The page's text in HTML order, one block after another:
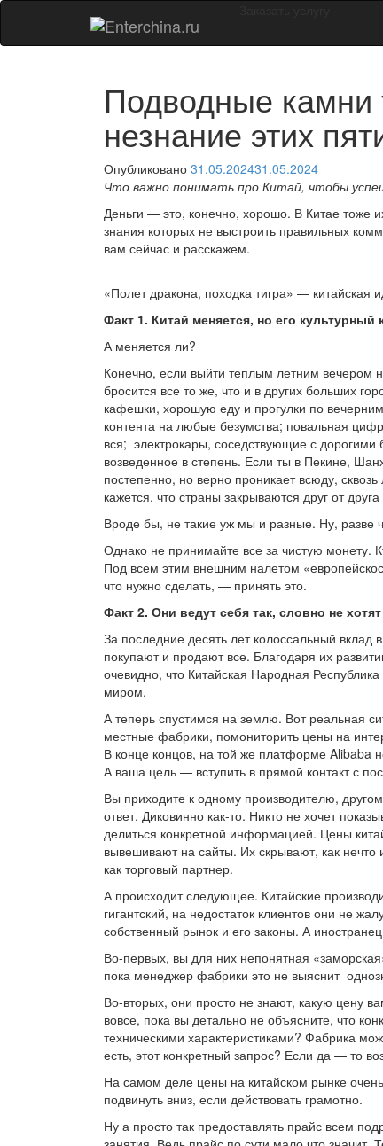
Подводные камни
незнание этих
Опубликовано 31.05.202431.05.2024
Что важно понимать про Китай, чтобы
Деньги — это, конечно, хорошо. В Китае тоже
знания которых не выстроить правильных
вам сейчас и расскажем.
«Полет дракона, походка тигра» — китайская
Факт 1. Китай меняется, но его культурный
А меняется ли?
Конечно, если выйти теплым летним вечером
бросится все то же, что и в других больших
кафешки, хорошую еду и прогулки по
контента на любые безумства; повальная
вся; электрокары, соседствующие с
возведенное в степень. Если ты в Пекине,
постепенно, но верно проникает всюду,
кажется, что страны закрываются друг от
Вроде бы, не такие уж мы и разные. Ну, разве
Однако не принимайте все за чистую монету.
Под всем этим внешним налетом
что нужно сделать, — принять это.
Факт 2. Они ведут себя так, словно не
За последние десять лет колоссальный
покупают и продают все. Благодаря их
очевидно, что Китайская Народная
миром.
А теперь спустимся на землю. Вот реальная
местные фабрики, помониторить цены на
В конце концов, на той же платформе Alibaba
А ваша цель — вступить в прямой контакт с
Вы приходите к одному производителю,
ответ. Диковинно как-то. Никто не хочет
делиться конкретной информацией. Цены
вывешивают на сайты. Их скрывают, как
как торговый партнер.
А происходит следующее. Китайские
гигантский, на недостаток клиентов они не
собственный рынок и его законы. А
Во-первых, вы для них непонятная
пока менеджер фабрики это не выяснит
Во-вторых, они просто не знают, какую цену
вовсе, пока вы детально не объясните, что
техническими характеристиками? Фабрика
есть, этот конкретный запрос? Если да — то
На самом деле цены на китайском рынке
подвинуть вниз, если действовать грамотно.
Ну а просто так предоставлять прайс всем